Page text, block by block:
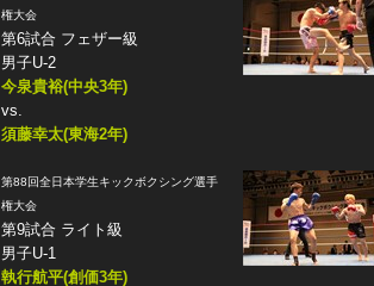
権大会
第6試合 フェザー級
男子U-2
今泉貴裕(中央3年)
vs.
須藤幸太(東海2年)
第88回全日本学生キックボクシング選手
権大会
第9試合 ライト級
男子U-1
執行航平(創価3年)